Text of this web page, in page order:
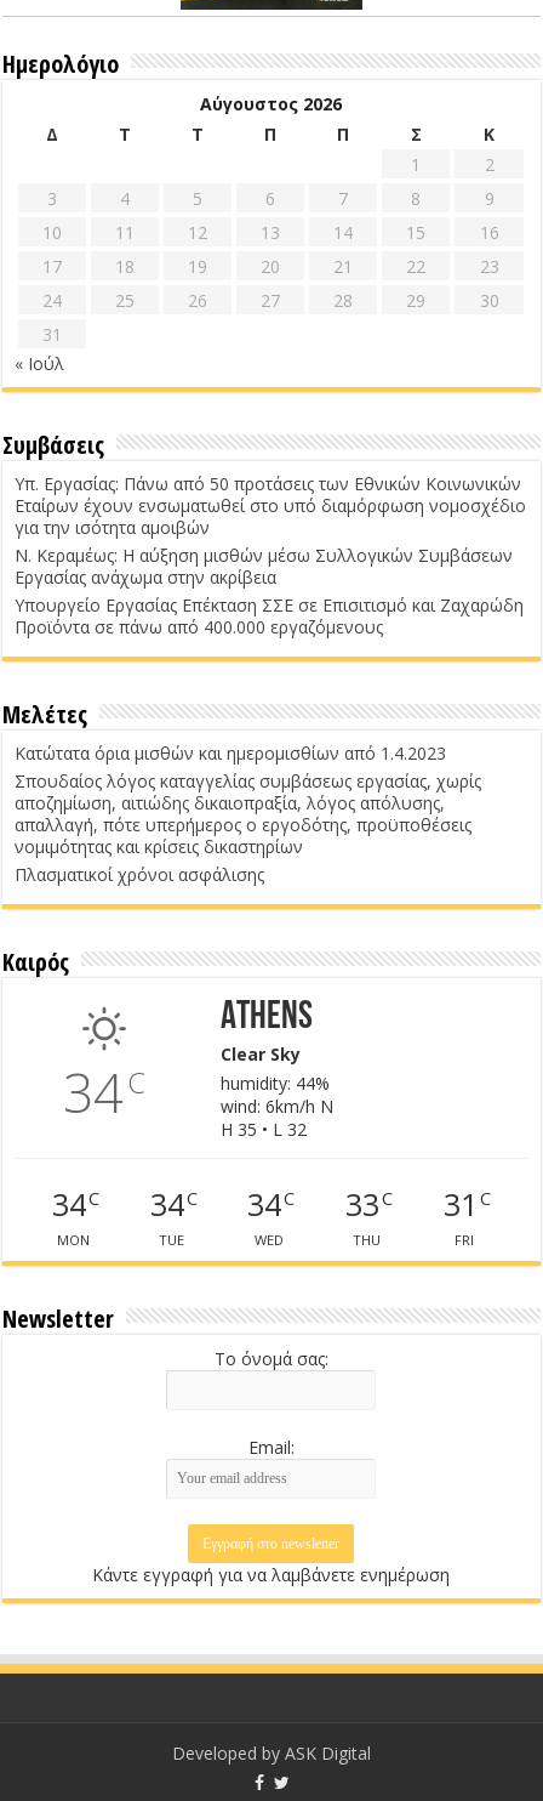
Ημερολόγιο
Αύγουστος 2026
Δ
Τ Τ Π Π Σ
Κ
1
2
3
4 5 6 7 8
9
10
11 12 13 14 15
16
17
18 19 20 21 22
23
24
25 26 27 28 29
30
31
« Ιούλ
Συμβάσεις
Υπ. Εργασίας: Πάνω από 50 προτάσεις των Εθνικών Κοινωνικών
Εταίρων έχουν ενσωματωθεί στο υπό διαμόρφωση νομοσχέδιο
για την ισότητα αμοιβών
Ν. Κεραμέως: Η αύξηση μισθών μέσω Συλλογικών Συμβάσεων
Εργασίας ανάχωμα στην ακρίβεια
Υπουργείο Εργασίας Επέκταση ΣΣΕ σε Επισιτισμό και Ζαχαρώδη
Προϊόντα σε πάνω από 400.000 εργαζόμενους
Μελέτες
Κατώτατα όρια μισθών και ημερομισθίων από 1.4.2023
Σπουδαίος λόγος καταγγελίας συμβάσεως εργασίας, χωρίς
αποζημίωση, αιτιώδης δικαιοπραξία, λόγος απόλυσης,
απαλλαγή, πότε υπερήμερος ο εργοδότης, προϋποθέσεις
νομιμότητας και κρίσεις δικαστηρίων
Πλασματικοί χρόνοι ασφάλισης
Καιρός
34C
Athens
Clear Sky
humidity: 44%
wind: 6km/h N
H 35 • L 32
34C
MON
34C
TUE
34C
WED
33C
THU
31 C
FRI
Newsletter
Το όνομά σας:
Email:
Κάντε εγγραφή για να λαμβάνετε ενημέρωση
Developed by ASK Digital